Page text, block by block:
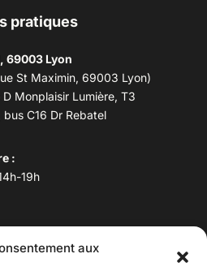
aux
pratiques
69003 Lyon
St Maximin, 69003 Lyon)
Monplaisir Lumière, T3
C16 Dr Rebatel
:
19h
06 40